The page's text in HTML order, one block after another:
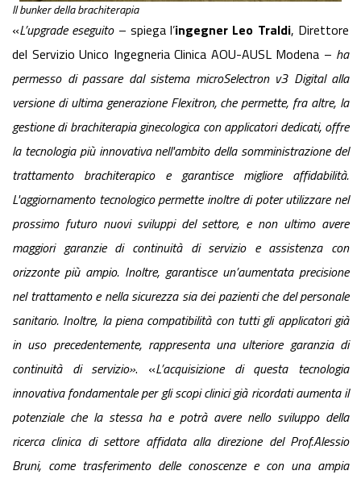
Il bunker della brachiterapia
«L’upgrade eseguito– spiega l’ingegner Leo Traldi, Direttore
del Servizio Unico Ingegneria Clinica AOU-AUSL Modena – ha
permesso di passare dal sistema microSelectron v3 Digital alla
versione di ultima generazione Flexitron, che permette, fra altre, la
gestione di brachiterapia ginecologica con applicatori dedicati, offre
la tecnologia più innovativa nell'ambito della somministrazione del
trattamento brachiterapico e garantisce migliore affidabilità.
L'aggiornamento tecnologico permette inoltre di poter utilizzare nel
prossimo futuro nuovi sviluppi del settore, e non ultimo avere
maggiori garanzie di continuità di servizio e assistenza con
orizzonte più ampio. Inoltre, garantisce un’aumentata precisione
nel trattamento e nella sicurezza sia dei pazienti che del personale
sanitario. Inoltre, la piena compatibilità con tutti gli applicatori già
in uso precedentemente, rappresenta una ulteriore garanzia di
continuità di servizio». «L’acquisizione di questa tecnologia
innovativa fondamentale per gli scopi clinici già ricordati aumenta il
potenziale che la stessa ha e potrà avere nello sviluppo della
ricerca clinica di settore affidata alla direzione del Prof.Alessio
Bruni, come trasferimento delle conoscenze e con una ampia